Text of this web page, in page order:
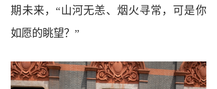
期未来， “山河无恙、烟火寻常，可是你
如愿的眺望？”